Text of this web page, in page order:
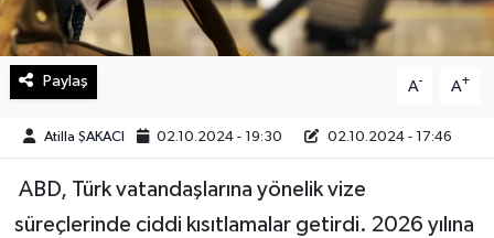
Paylaş A- A+
Atilla ŞAKACI 02.10.2024 - 19:30 02.10.2024 - 17:46
ABD, Türk vatandaşlarına yönelik vize
süreçlerinde ciddi kısıtlamalar getirdi. 2026 yılına
Teknoloji
Yaşam
KAHRAMANMARAŞ